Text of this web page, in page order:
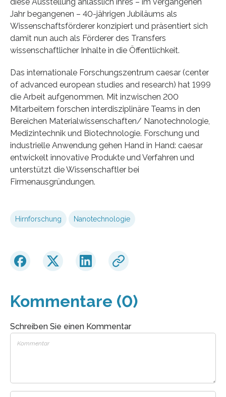
Jahr begangenen – 40-jährigen Jubiläums als
Wissenschaftsförderer konzipiert und präsentiert sich
damit nun auch als Förderer des Transfers
wissenschaftlicher Inhalte in die Öffentlichkeit.
Das internationale Forschungszentrum caesar (center
of advanced european studies and research) hat 1999
die Arbeit aufgenommen. Mit inzwischen 200
Mitarbeitern forschen interdisziplinäre Teams in den
Bereichen Materialwissenschaften/ Nanotechnologie,
Medizintechnik und Biotechnologie. Forschung und
industrielle Anwendung gehen Hand in Hand: caesar
entwickelt innovative Produkte und Verfahren und
unterstützt die Wissenschaftler bei
Firmenausgründungen.
Hirnforschung Nanotechnologie
Kommentare (0)
Schreiben Sie einen Kommentar